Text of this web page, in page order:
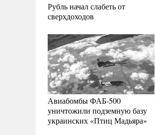
Рубль начал слабеть от
сверхдоходов
Авиабомбы ФАБ-500
уничтожили подземную базу
украинских «Птиц Мадьяра»